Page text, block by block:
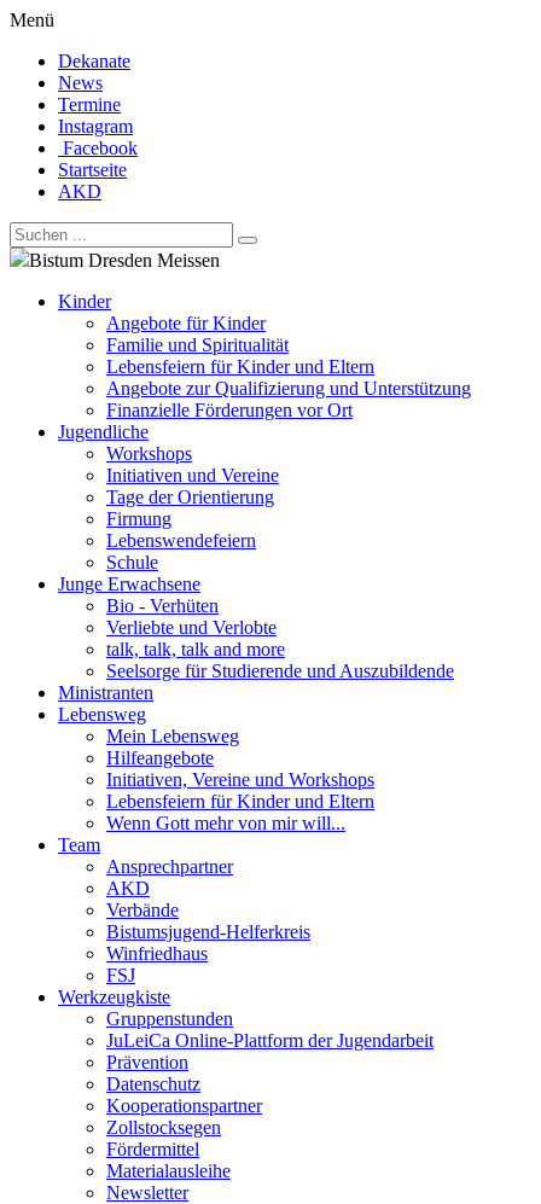
Menü
Dekanate
News
Termine
Instagram
Facebook
Startseite
AKD
Bistum Dresden Meissen
Kinder
Angebote für Kinder
Familie und Spiritualität
Lebensfeiern für Kinder und Eltern
Angebote zur Qualifizierung und Unterstützung
Finanzielle Förderungen vor Ort
Jugendliche
Workshops
Initiativen und Vereine
Tage der Orientierung
Firmung
Lebenswendefeiern
Schule
Junge Erwachsene
Bio - Verhüten
Verliebte und Verlobte
talk, talk, talk and more
Seelsorge für Studierende und Auszubildende
Ministranten
Lebensweg
Mein Lebensweg
Hilfeangebote
Initiativen, Vereine und Workshops
Lebensfeiern für Kinder und Eltern
Wenn Gott mehr von mir will...
Team
Ansprechpartner
AKD
Verbände
Bistumsjugend-Helferkreis
Winfriedhaus
FSJ
Werkzeugkiste
Gruppenstunden
JuLeiCa Online-Plattform der Jugendarbeit
Prävention
Datenschutz
Kooperationspartner
Zollstocksegen
Fördermittel
Materialausleihe
Newsletter